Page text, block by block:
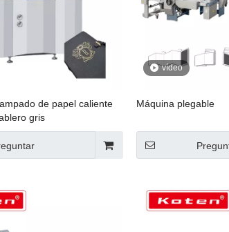
de papel caliente
gris
vídeo
Máquina plegable